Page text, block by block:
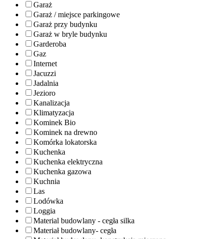
Garaż
Garaż / miejsce parkingowe
Garaż przy budynku
Garaż w bryle budynku
Garderoba
Gaz
Internet
Jacuzzi
Jadalnia
Jezioro
Kanalizacja
Klimatyzacja
Kominek Bio
Kominek na drewno
Komórka lokatorska
Kuchenka
Kuchenka elektryczna
Kuchenka gazowa
Kuchnia
Las
Lodówka
Loggia
Material budowlany - cegła silka
Materiał budowlany- cegła